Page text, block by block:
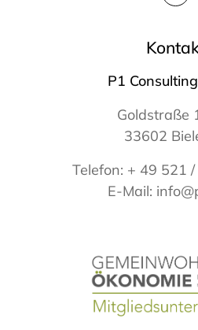
P1
Goldstraße
33602
Telefon: + 49 521
E-Mail: